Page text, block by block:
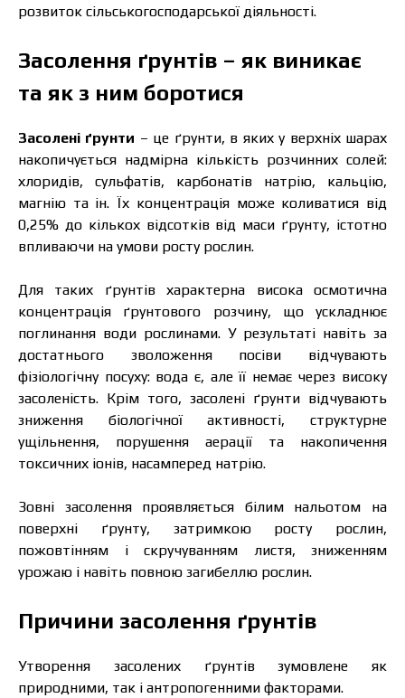
розвиток сільськогосподарської діяльності.
Засолення ґрунтів – як виникає
та як з ним боротися
Засолені ґрунти – це ґрунти, в яких у верхніх шарах
накопичується надмірна кількість розчинних солей:
хлоридів, сульфатів, карбонатів натрію, кальцію,
магнію та ін. Їх концентрація може коливатися від
0,25% до кількох відсотків від маси ґрунту, істотно
впливаючи на умови росту рослин.
Для таких ґрунтів характерна висока осмотична
концентрація ґрунтового розчину, що ускладнює
поглинання води рослинами. У результаті навіть за
достатнього зволоження посіви відчувають
фізіологічну посуху: вода є, але її немає через високу
засоленість. Крім того, засолені ґрунти відчувають
зниження біологічної активності, структурне
ущільнення, порушення аерації та накопичення
токсичних іонів, насамперед натрію.
Зовні засолення проявляється білим нальотом на
поверхні ґрунту, затримкою росту рослин,
пожовтінням і скручуванням листя, зниженням
урожаю і навіть повною загибеллю рослин.
Причини засолення ґрунтів
Утворення засолених ґрунтів зумовлене як
природними, так і антропогенними факторами.
Ціна залежить від об’єму та регіону доставки.
Для прорахунку індивідуальної ціни заповніть
Я ознайомився та приймаю політику
захисту персональних даних.
Завантажити каталог